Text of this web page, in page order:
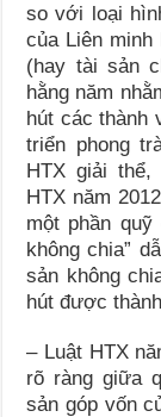
so với loại
của Liên
(hay tài sản
hằng năm
hút các thành
triển phong
HTX giải thể,
HTX năm
một phần
không chia”
sản không
hút được
– Luật HTX
rõ ràng giữa
sản góp vốn